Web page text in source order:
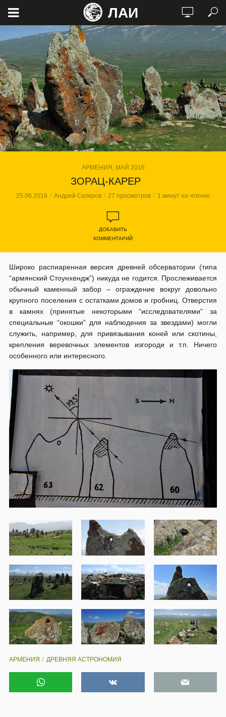
ЛАИ
АРМЕНИЯ, МАЙ 2016
ЗОРАЦ-КАРЕР
25.06.2016 Андрей Скляров 27 просмотров 1 минут на чтение
ДОБАВИТЬ
КОММЕНТАРИЙ
Широко распиаренная версия древней обсерватории (типа
“армянский Стоунхендж”) никуда не годится. Прослеживается
обычный каменный забор – ограждение вокруг довольно
крупного поселения с остатками домов и гробниц. Отверстия
в камнях (принятые некоторыми “исследователями” за
специальные “окошки” для наблюдения за звездами) могли
служить, например, для привязывания коней или скотины,
крепления веревочных элементов изгороди и т.п. Ничего
особенного или интересного.
АРМЕНИЯ ДРЕВНЯЯ АСТРОНОМИЯ